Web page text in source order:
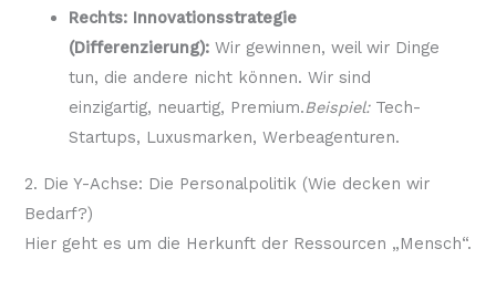
Rechts: Innovationsstrategie
(Differenzierung):Wir gewinnen, weil wir Dinge
tun, die andere nicht können. Wir sind
einzigartig, neuartig, Premium.Beispiel:Tech-
Startups, Luxusmarken, Werbeagenturen.
2. Die Y-Achse: Die Personalpolitik (Wie decken wir
Bedarf?)
Hier geht es um die Herkunft der Ressourcen „Mensch“.